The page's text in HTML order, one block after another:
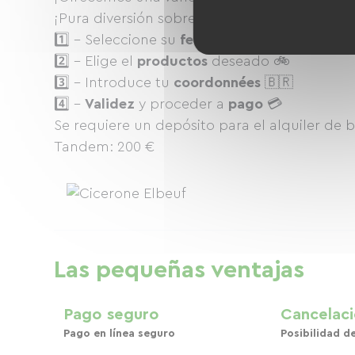
¡Pura diversión sobre ruedas! Descubre el
1️⃣ - Seleccione su fechas
2️⃣ - Elige el productos deseado 🚲
3️⃣ - Introduce tu coordonnées 🇧🇷
4️⃣ - Validez y proceder a pago 💳
Se requiere un depósito para el alquiler de
Tandem: 200 €
Las pequeñas ventajas
Pago seguro
Pago en línea seguro Posibilidad